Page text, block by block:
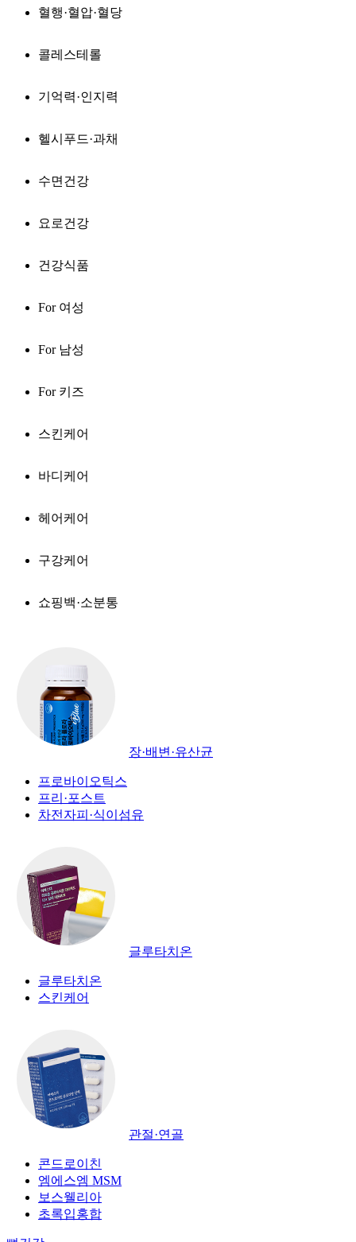
혈행·혈압·혈당
콜레스테롤
기억력·인지력
헬시푸드·과채
수면건강
요로건강
건강식품
For 여성
For 남성
For 키즈
스킨케어
바디케어
헤어케어
구강케어
쇼핑백·소분통
장·배변·유산균
프로바이오틱스
프리·포스트
차전자피·식이섬유
글루타치온
글루타치온
스킨케어
관절·연골
콘드로이친
엠에스엠 MSM
보스웰리아
초록입홍합